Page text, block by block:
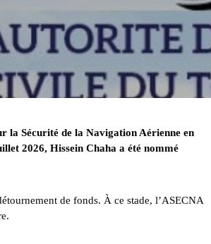
la Sécurité de la Navigation Aérienne en
2026, Hissein Chaha a été nommé
de fonds. À ce stade, l’ASECNA